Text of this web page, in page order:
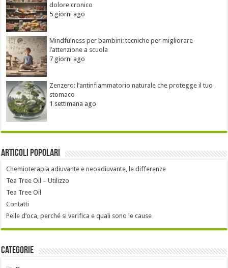
dolore cronico
5 giorni ago
Mindfulness per bambini: tecniche per migliorare
l’attenzione a scuola
7 giorni ago
Zenzero: l’antinfiammatorio naturale che protegge il tuo
stomaco
1 settimana ago
Articoli popolari
Chemioterapia adiuvante e neoadiuvante, le differenze
Tea Tree Oil – Utilizzo
Tea Tree Oil
Contatti
Pelle d’oca, perché si verifica e quali sono le cause
Categorie